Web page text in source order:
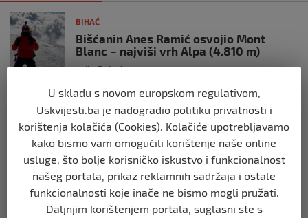
BIHAĆ
Bišćanin Anes Ramić osvojio Mont
Blanc – najviši vrh Alpa (4.810 m)
prije 3 tjedna
Cvijet Srebrenice – simbol sjećanja,
istine i opomene
BIHAĆ
Mladi SDA Bihać obilježili 36. godišnjicu
U skladu s novom europskom regulativom,
Uskvijesti.ba je nadogradio politiku privatnosti i
korištenja kolačića (Cookies). Kolačiće upotrebljavamo
kako bismo vam omogućili korištenje naše online
usluge, što bolje korisničko iskustvo i funkcionalnost
našeg portala, prikaz reklamnih sadržaja i ostale
funkcionalnosti koje inače ne bismo mogli pružati.
Daljnjim korištenjem portala, suglasni ste s